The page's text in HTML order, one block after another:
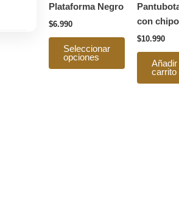
Plataforma Negro
$6.990
Seleccionar
opciones
pueden
con
$10.990
Añadir
carrito